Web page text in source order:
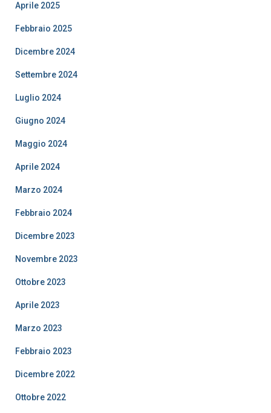
Aprile 2025
Febbraio 2025
Dicembre 2024
Settembre 2024
Luglio 2024
Giugno 2024
Maggio 2024
Aprile 2024
Marzo 2024
Febbraio 2024
Dicembre 2023
Novembre 2023
Ottobre 2023
Aprile 2023
Marzo 2023
Febbraio 2023
Dicembre 2022
Ottobre 2022